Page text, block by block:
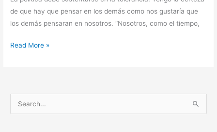
de que hay que pensar en los demás como nos gustaría que
los demás pensaran en nosotros. “Nosotros, como el tiempo,
Read More »